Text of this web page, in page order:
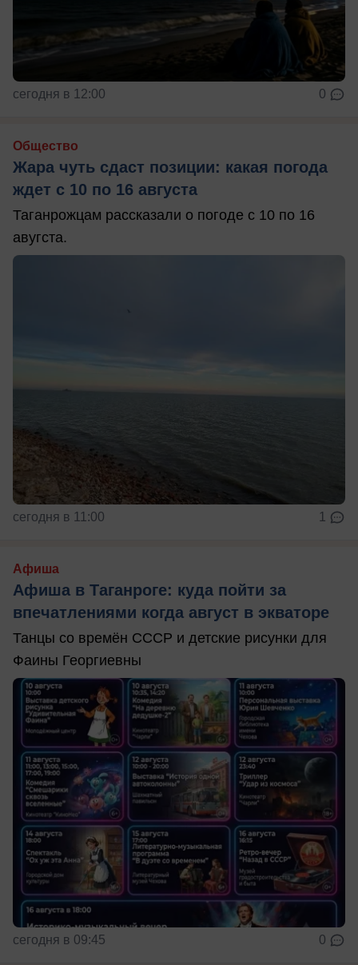
сегодня в 12:00 0
Общество
Жара чуть сдаст позиции: какая погода
ждет с 10 по 16 августа
Таганрожцам рассказали о погоде с 10 по 16
авугста.
сегодня в 11:00 1
Афиша
Афиша в Таганроге: куда пойти за
впечатлениями когда август в экваторе
Танцы со времён СССР и детские рисунки для
Фаины Георгиевны
сегодня в 09:45 0